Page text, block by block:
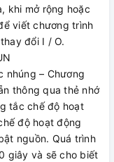
khi mở rộng hoặc
viết chương trình
đổi I / O.
nhúng – Chương
thông qua thẻ nhớ
tắc chế độ hoạt
độ hoạt động
nguồn. Quá trình
giây và sẽ cho biết